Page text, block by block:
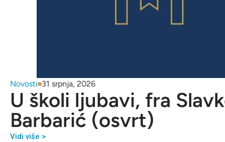
Novosti 31 srpnja, 2026
U školi ljubavi, fra
Barbarić (osvrt)
Vidi više >